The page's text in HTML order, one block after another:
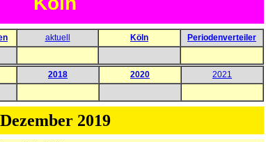
aktuell Köln Periodenverteiler
2018 2020 2021
Dezember 2019